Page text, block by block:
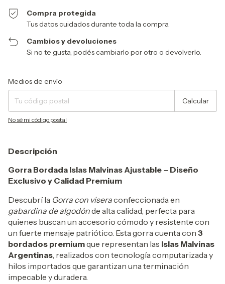
Compra protegida
Tus datos cuidados durante toda la compra.
Cambios y devoluciones
Si no te gusta, podés cambiarlo por otro o devolverlo.
Entregas para el CP:
Medios de envío
Calcular
No sé mi código postal
Descripción
Gorra Bordada Islas Malvinas Ajustable – Diseño
Exclusivo y Calidad Premium
Descubrí la Gorra con viseraconfeccionada en
gabardina de algodónde alta calidad, perfecta para
quienes buscan un accesorio cómodo y resistente con
un fuerte mensaje patriótico. Esta gorra cuenta con 3
bordados premiumque representan las Islas Malvinas
Argentinas, realizados con tecnología computarizada y
hilos importados que garantizan una terminación
impecable y duradera.